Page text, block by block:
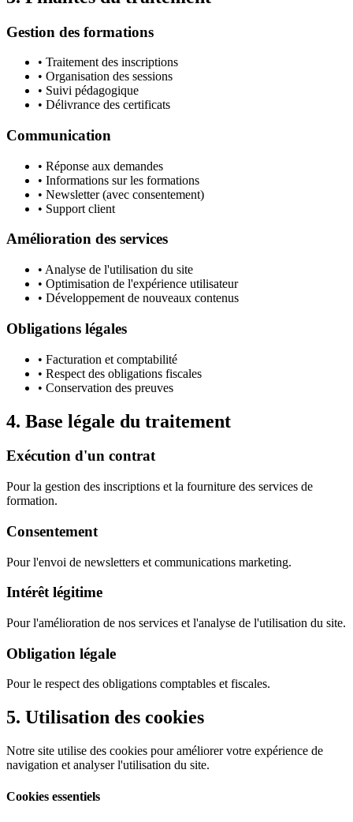
Gestion des formations
• Traitement des inscriptions
• Organisation des sessions
• Suivi pédagogique
• Délivrance des certificats
Communication
• Réponse aux demandes
• Informations sur les formations
• Newsletter (avec consentement)
• Support client
Amélioration des services
• Analyse de l'utilisation du site
• Optimisation de l'expérience utilisateur
• Développement de nouveaux contenus
Obligations légales
• Facturation et comptabilité
• Respect des obligations fiscales
• Conservation des preuves
4. Base légale du traitement
Exécution d'un contrat
Pour la gestion des inscriptions et la fourniture des services de
formation.
Consentement
Pour l'envoi de newsletters et communications marketing.
Intérêt légitime
Pour l'amélioration de nos services et l'analyse de l'utilisation du site.
Obligation légale
Pour le respect des obligations comptables et fiscales.
5. Utilisation des cookies
Notre site utilise des cookies pour améliorer votre expérience de
navigation et analyser l'utilisation du site.
Cookies essentiels